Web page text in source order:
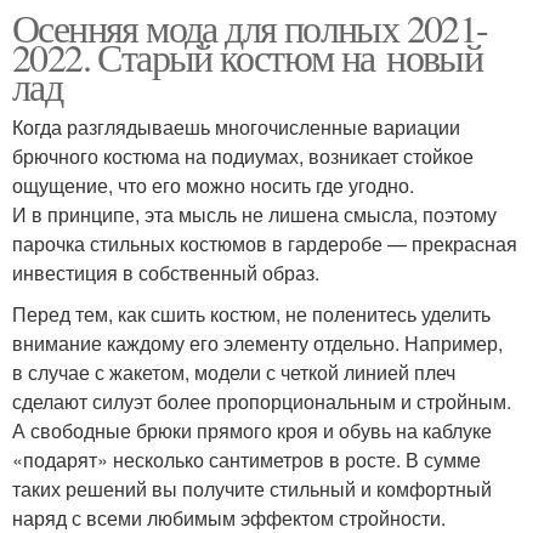
Осенняя мода для полных 2021-
2022. Старый костюм на новый
лад
Когда разглядываешь многочисленные вариации
брючного костюма на подиумах, возникает стойкое
ощущение, что его можно носить где угодно.
И в принципе, эта мысль не лишена смысла, поэтому
парочка стильных костюмов в гардеробе — прекрасная
инвестиция в собственный образ.
Перед тем, как сшить костюм, не поленитесь уделить
внимание каждому его элементу отдельно. Например,
в случае с жакетом, модели с четкой линией плеч
сделают силуэт более пропорциональным и стройным.
А свободные брюки прямого кроя и обувь на каблуке
«подарят» несколько сантиметров в росте. В сумме
таких решений вы получите стильный и комфортный
наряд с всеми любимым эффектом стройности.